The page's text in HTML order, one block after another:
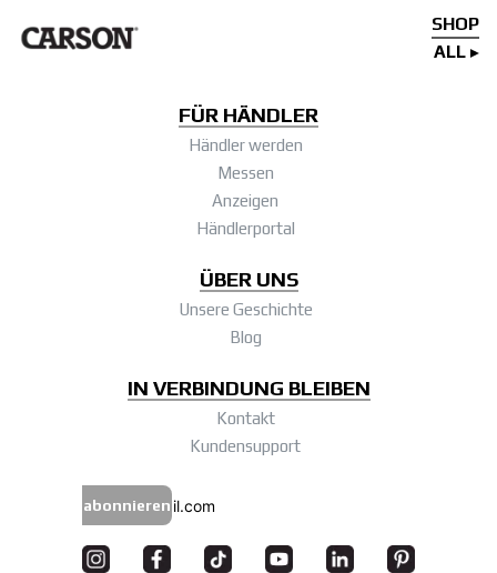
SHOP
ALL
FÜR HÄNDLER
Händler werden
Messen
Anzeigen
Händlerportal
ÜBER UNS
Unsere Geschichte
Blog
IN VERBINDUNG BLEIBEN
Kontakt
Kundensupport
abonnieren